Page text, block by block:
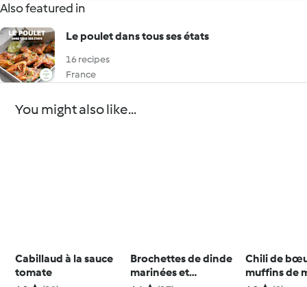
Also featured in
Le poulet dans tous ses états
16 recipes
France
You might also like...
Cabillaud à la sauce
tomate
Brochettes de dinde
marinées et
Chili de
muffins de